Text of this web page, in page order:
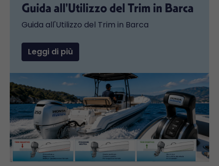
Guida all'Utilizzo del Trim in Barca
Guida all'Utilizzo del Trim in Barca
Leggi di più